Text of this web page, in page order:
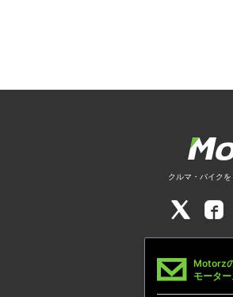
クルマ・バイク
Motorz
モータ